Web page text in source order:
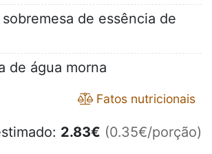
de essência de
de água morna
Fatos nutricionais
2.83€ (0.35€/porção)